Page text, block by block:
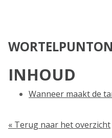
INHOUD
Wanneer maakt de
« Terug naar het overzicht